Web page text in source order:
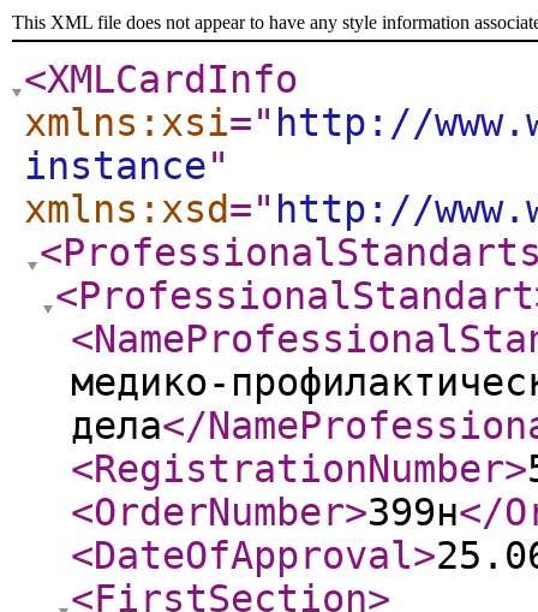
This XML file does not appear to have any style information
<XMLCardInfo
xmlns:xsi=" http://
instance"
xmlns:xsd=" http://
<ProfessionalStandart
медико-
дела</
<RegistrationNumber>
<OrderNumber>399н</
<DateOfApproval>
<FirstSection>